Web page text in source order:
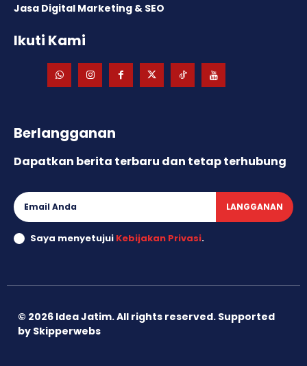
Jasa Digital Marketing & SEO
Ikuti Kami
Berlangganan
Dapatkan berita terbaru dan tetap terhubung
LANGGANAN
Saya menyetujui Kebijakan Privasi.
© 2026 Idea Jatim. All rights reserved. Supported
by Skipperwebs